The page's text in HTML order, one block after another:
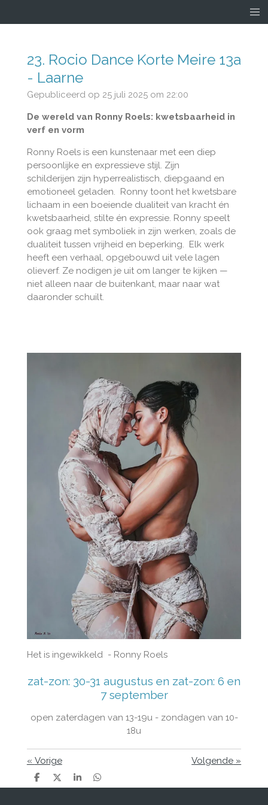
direct
hoofdinhoud
23. Rocio Dance Korte Meire 13a
- Laarne
Gepubliceerd op 25 juli 2025 om 22:00
De wereld van Ronny Roels: kwetsbaarheid in
verf en vorm
Ronny Roels is een kunstenaar met een diep
persoonlijke en expressieve stijl. Zijn
schilderijen zijn hyperrealistisch, diepgaand en
emotioneel geladen. Ronny toont het kwetsbare
lichaam in een boeiende dualiteit van kracht én
kwetsbaarheid, stilte én expressie. Ronny speelt
ook graag met symboliek in zijn werken, zoals de
dualiteit tussen vrijheid en beperking. Elk werk
heeft een verhaal, opgebouwd uit vele lagen
olieverf. Ze nodigen je uit om langer te kijken —
niet alleen naar de buitenkant, maar naar wat
daaronder schuilt.
Het is ingewikkeld - Ronny Roels
zat-zon: 30-31 augustus en zat-zon: 6 en
7 september
open zaterdagen van 13-19u - zondagen van 10-
18u
« Vorige Volgende »
D
e
D
e
S
h
D
e